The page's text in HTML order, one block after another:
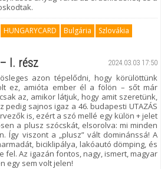
HUNGARYCARD Bulgária
Szlovákia
2024.03.03 17:50
I. rész
azon tépelődni, hogy körülöttünk
ez, amióta ember él a fölön – sőt már
az, amikor látjuk, hogy amit szeretünk,
sajnos igaz a 46. budapesti UTAZÁS
is, ezért a szó mellé egy külön + jelet
a plusz szócskát, elsorolva: mi minden
Így viszont a „plusz” vált dominánssá! A
biciklipálya, lakóautó dömping, és
Az igazán fontos, nagy, ismert, magyar
egy sem volt jelen!